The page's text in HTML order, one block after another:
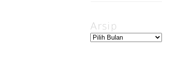
Arsip
Arsip